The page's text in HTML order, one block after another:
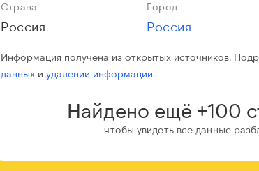
Страна
Россия
Город
Россия
Информация получена из открытых источников.
данных иудалении информации.
Найдено ещё +100
чтобы увидеть все данные